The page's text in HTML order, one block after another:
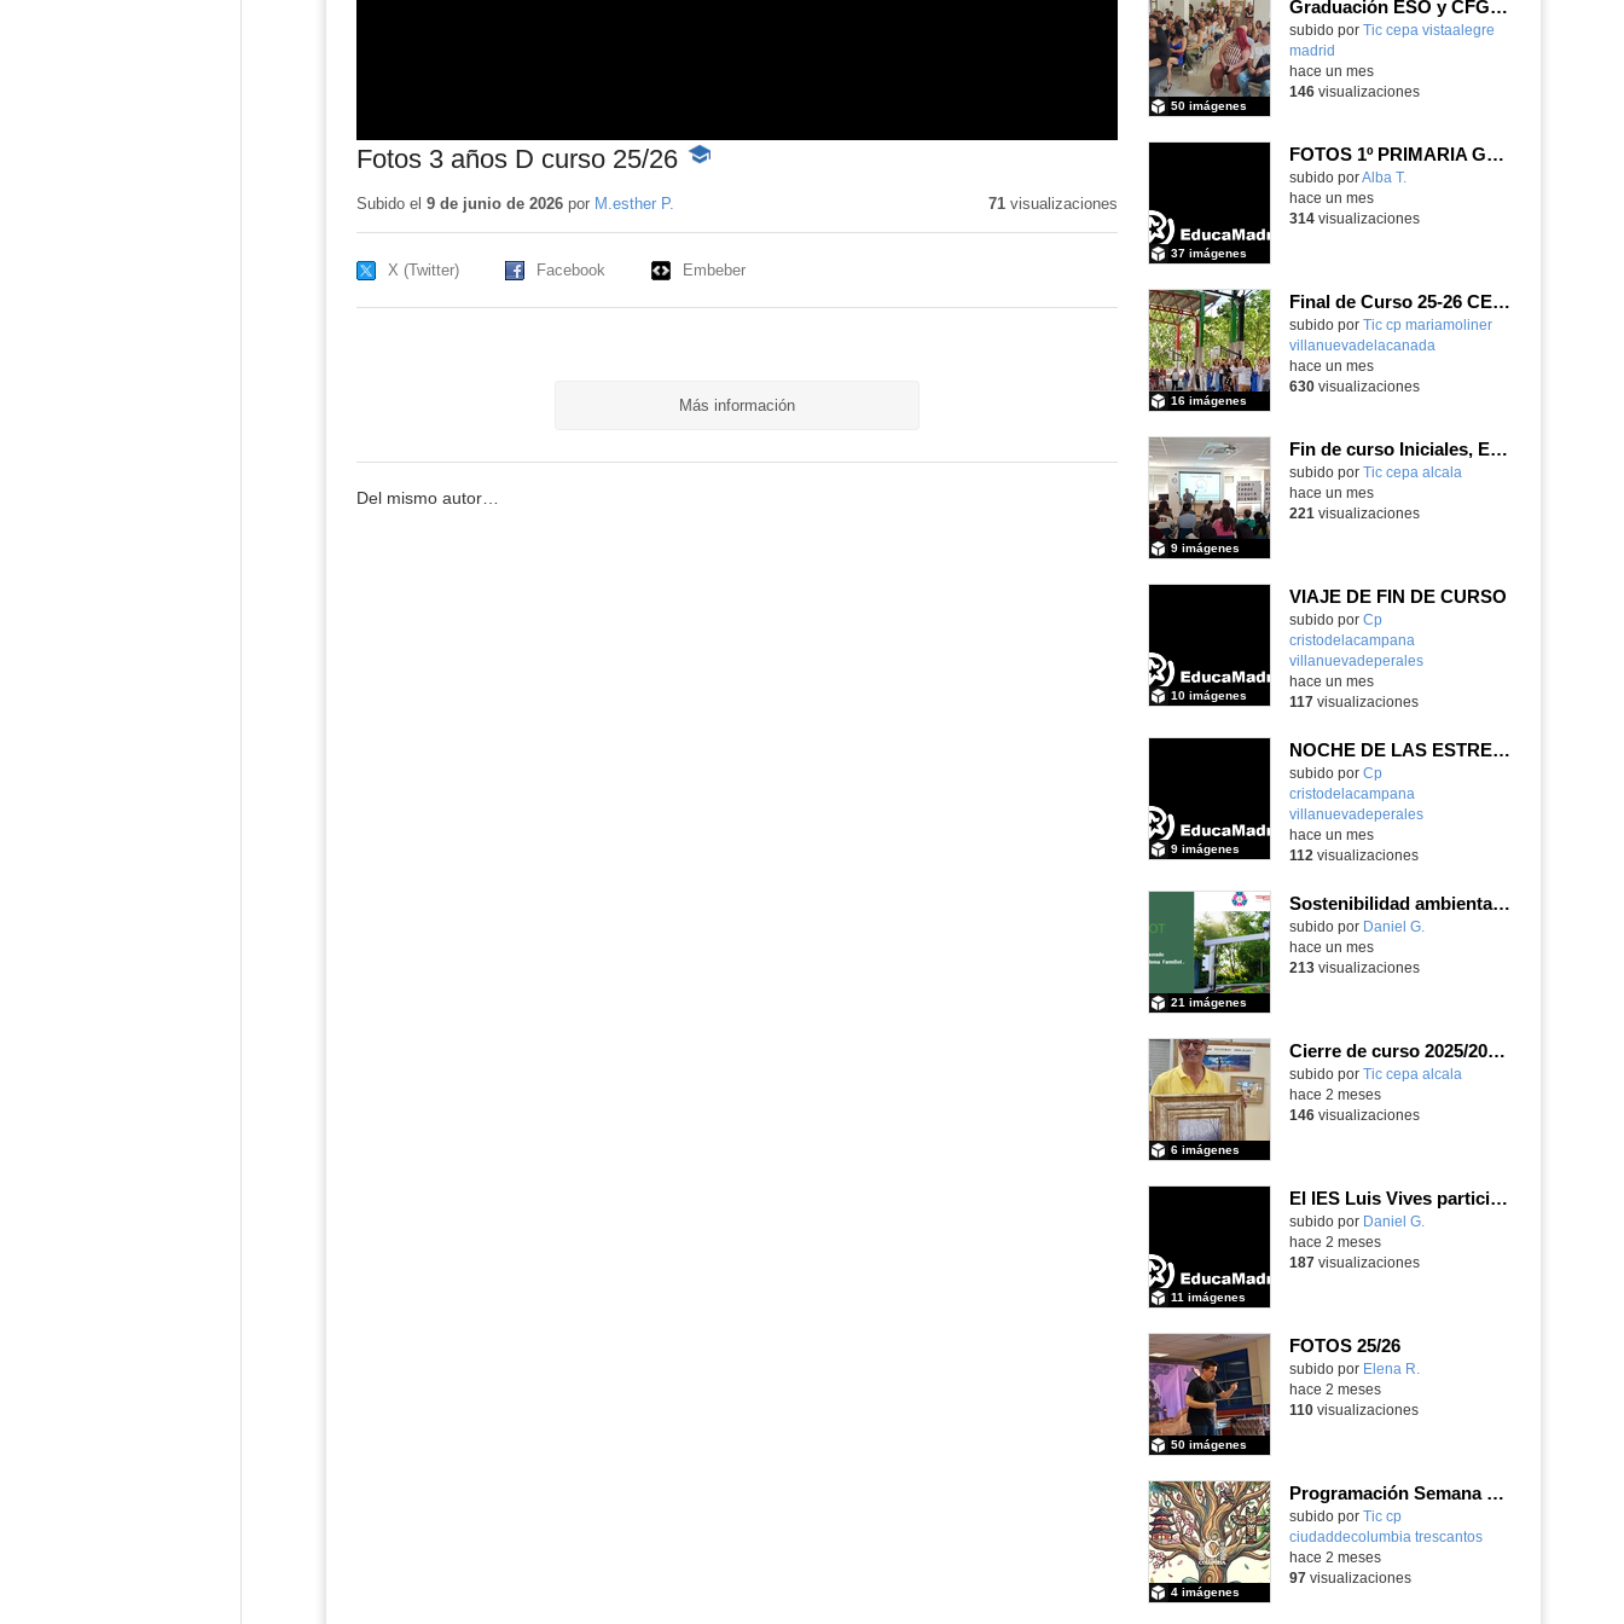
Fotos 3 años D curso 25/26 -
Subido el 9 de junio de 2026por M.esther P. 71visualizaciones
X (Twitter) Facebook Embeber
Más información
Del mismo autor…
Graduación ESO y CFGB 2026
subido por Tic cepa vistaalegre
madrid
50 imágenes
hace un mes
146visualizaciones
FOTOS 1º PRIMARIA GONZALO DE BERCEO
subido porAlba T.
37 imágenes
hace un mes
314visualizaciones
Final de Curso 25-26 CEIPSO MARÍA MOLINER
subido por Tic cp mariamoliner
villanuevadelacanada
16 imágenes
hace un mes
630visualizaciones
Fin de curso Iniciales, Español, Inglés, Informática y Patrimonio
subido por Tic cepa alcala
9 imágenes
hace un mes
221 visualizaciones
VIAJE DE FIN DE CURSO
subido por Cp
cristodelacampana
villanuevadeperales
10 imágenes
-
hace un mes
117visualizaciones
NOCHE DE LAS ESTRELLAS DE INFANTIL 5 AÑOS
subido por Cp
cristodelacampana
villanuevadeperales
9 imágenes
-
hace un mes
112 visualizaciones
Sostenibilidad ambiental, eficiencia energética y sistemas de producción inteligente para la industria 4.0
subido por Daniel G.
21 imágenes
hace un mes
213visualizaciones
Cierre de curso 2025/2026 Asociación cultural Don Juan I
subido por Tic cepa alcala
6 imágenes
hace 2 meses
146visualizaciones
El IES Luis Vives participa en la jornada de trabajo sobre mecanizado CNC e Industria 4.0
subido por Daniel G.
11 imágenes
hace 2 meses
187visualizaciones
FOTOS 25/26
Contenido educativo.
subido por Elena R.
50 imágenes
hace 2 meses
110visualizaciones
Programación Semana Cultural 2025-26
subido por Tic cp
ciudaddecolumbia trescantos
4 imágenes
-
hace 2 meses
97visualizaciones